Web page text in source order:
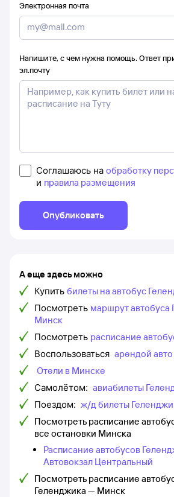
Электронная почта
Напишите, с чем нужна помощь. Ответ
эл.почту
Соглашаюсь на обработку
и правила размещения
Опубликовать
А еще здесь можно
Купить билеты на автобус
Посмотреть маршрут автобуса
Минск
Посмотреть расписание
Воспользоваться арендой
Отели в Минске
Самолётом: авиабилеты
Поездом: ж/д билеты
Посмотреть расписание
все остановки Минска
Расписание автобусов
Автовокзал Центральный
Посмотреть расписание
Геленджика — Минск